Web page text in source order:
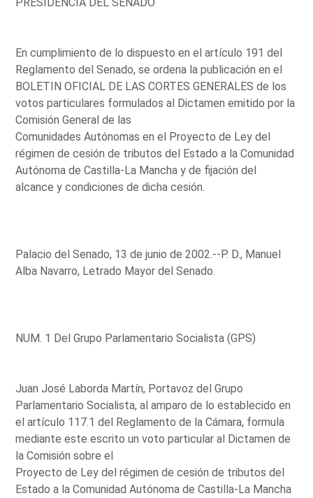
En cumplimiento de lo dispuesto en el artículo 191 del
Reglamento del Senado, se ordena la publicación en el
BOLETIN OFICIAL DE LAS CORTES GENERALES de los
votos particulares formulados al Dictamen emitido por la
Comisión General de las
Comunidades Autónomas en el Proyecto de Ley del
régimen de cesión de tributos del Estado a la Comunidad
Autónoma de Castilla-La Mancha y de fijación del
alcance y condiciones de dicha cesión.
Palacio del Senado, 13 de junio de 2002.--P. D., Manuel
Alba Navarro, Letrado Mayor del Senado.
NUM. 1 Del Grupo Parlamentario Socialista (GPS)
Juan José Laborda Martín, Portavoz del Grupo
Parlamentario Socialista, al amparo de lo establecido en
el artículo 117.1 del Reglamento de la Cámara, formula
mediante este escrito un voto particular al Dictamen de
la Comisión sobre el
Proyecto de Ley del régimen de cesión de tributos del
Estado a la Comunidad Autónoma de Castilla-La Mancha